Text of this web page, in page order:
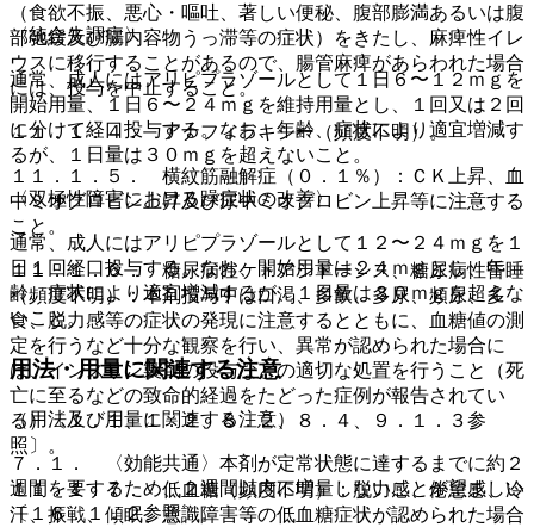
（食欲不振、悪心・嘔吐、著しい便秘、腹部膨満あるいは腹
部弛緩及び腸内容物うっ滞等の症状）をきたし、麻痺性イレ
ウスに移行することがあるので、腸管麻痺があらわれた場合
には、投与を中止すること。
１１．１．４． アナフィラキシー（頻度不明）。
１１．１．５． 横紋筋融解症（０．１％）：ＣＫ上昇、血
中ミオグロビン上昇及び尿中ミオグロビン上昇等に注意する
こと。
１１．１．６． 糖尿病性ケトアシドーシス、糖尿病性昏睡
（頻度不明）：本剤投与中は口渇、多飲、多尿、頻尿、多
食、脱力感等の症状の発現に注意するとともに、血糖値の測
定を行うなど十分な観察を行い、異常が認められた場合に
は、インスリン製剤の投与などの適切な処置を行うこと（死
亡に至るなどの致命的経過をたどった症例が報告されてい
る）〔１．１、１．２、８．２、８．４、９．１．３参
照〕。
１１．１．７． 低血糖（頻度不明）：脱力感、倦怠感、冷
汗、振戦、傾眠、意識障害等の低血糖症状が認められた場合
〈統合失調症〉
通常、成人にはアリピプラゾールとして１日６〜１２ｍｇを
開始用量、１日６〜２４ｍｇを維持用量とし、１回又は２回
に分けて経口投与する。なお、年齢、症状により適宜増減す
るが、１日量は３０ｍｇを超えないこと。
〈双極性障害における躁症状の改善〉
通常、成人にはアリピプラゾールとして１２〜２４ｍｇを１
日１回経口投与する。なお、開始用量は２４ｍｇとし、年
齢、症状により適宜増減するが、１日量は３０ｍｇを超えな
いこと。
用法・用量に関連する注意
（用法及び用量に関連する注意）
７．１． 〈効能共通〉本剤が定常状態に達するまでに約２
週間を要するため、２週間以内に増量しないことが望ましい
〔１６．１．２参照〕。